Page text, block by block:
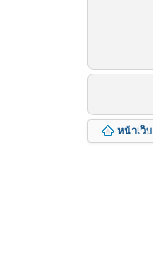
หน้าเว็บ